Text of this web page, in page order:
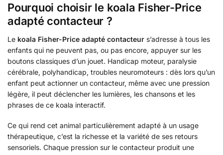
Pourquoi choisir le koala Fisher-Price
adapté contacteur ?
Le koala Fisher-Price adapté contacteur s’adresse à tous les
enfants qui ne peuvent pas, ou pas encore, appuyer sur les
boutons classiques d’un jouet. Handicap moteur, paralysie
cérébrale, polyhandicap, troubles neuromoteurs : dès lors qu’un
enfant peut actionner un contacteur, même avec une pression
légère, il peut déclencher les lumières, les chansons et les
phrases de ce koala interactif.
Ce qui rend cet animal particulièrement adapté à un usage
thérapeutique, c’est la richesse et la variété de ses retours
sensoriels. Chaque pression sur le contacteur produit une